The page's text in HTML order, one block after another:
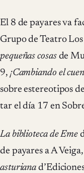
El 8 de payares va
Grupo de Teatro
pequeñas cosasde
9, ¡Cambiando el
sobre estereotipos
tar el día 17 en
La biblioteca de Eme
de payares a A
asturiana